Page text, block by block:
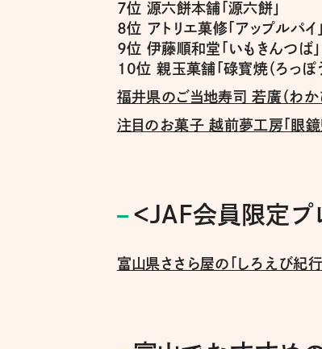
７位 源六餅本舗「源六餅」
８位 アトリエ菓修「アップルパイ」
９位 伊藤順和堂「いもきんつば」
10位 親玉菓舗「碌寳焼（ろっぽう
福井県のご当地寿司 若廣（わか
注目のお菓子 越前夢工房「眼鏡
＜JAF会員限定プ
富山県ささら屋の「しろえび紀行